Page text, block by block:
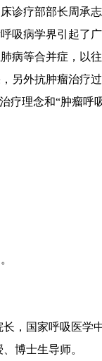
诊疗部部长周承
吸病学界引起了
病等合并症，以
另外抗肿瘤治疗
疗理念和“肿瘤
，国家呼吸医
博士生导师。